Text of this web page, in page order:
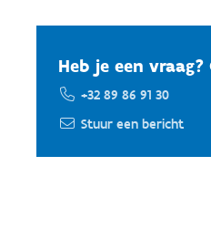
Heb je een
+32 89 86 91 30
Stuur een bericht